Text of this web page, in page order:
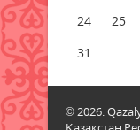
08
24
25
31
© 2026.